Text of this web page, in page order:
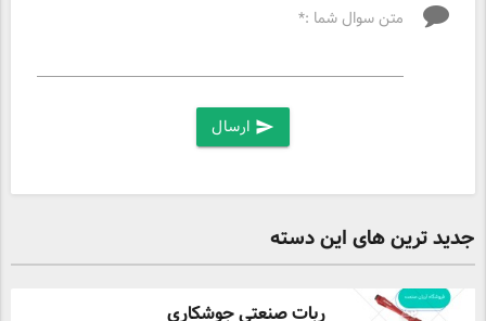
متن سوال شما :*
send
جدید ترین های این دسته
ربات صنعتی جوشکاری